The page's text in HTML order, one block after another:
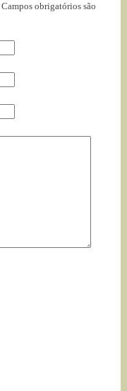
Campos obrigatórios são